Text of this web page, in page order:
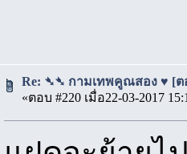
Re: ➴➴ กามเทพคูณสอง ♥ [ต
«ตอบ #220 เมื่อ22-03-2017